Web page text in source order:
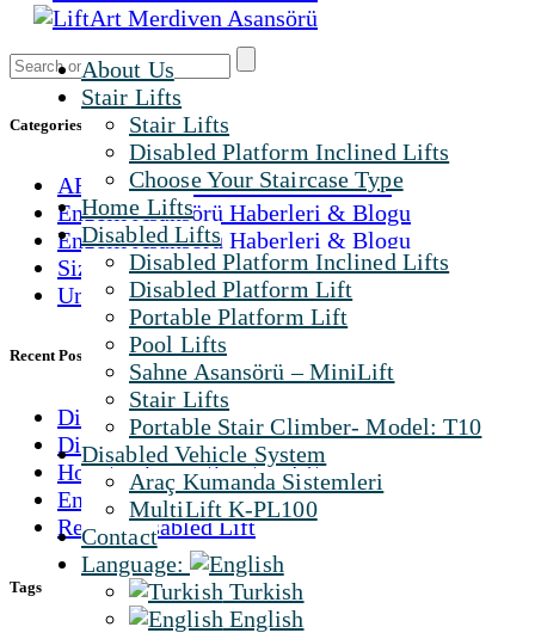
About Us
Stair Lifts
Stair Lifts
Disabled Platform Inclined Lifts
Choose Your Staircase Type
Home Lifts
Disabled Lifts
Disabled Platform Inclined Lifts
Disabled Platform Lift
Portable Platform Lift
Pool Lifts
Sahne Asansörü – MiniLift
Stair Lifts
Portable Stair Climber- Model: T10
Disabled Vehicle System
Araç Kumanda Sistemleri
MultiLift K-PL100
Contact
Language:
Turkish
English
Categories
ARAÇ KUMANDA SİSTEMLERİ
Engelli Asansörü Haberleri & Blogu
Engelli Asansörü Haberleri & Blogu
Sizden Gelenler
Uncategorized
Recent Posts
Disabled Law in Turkey
Disabled Products
How to choose the stair lift
Engelli Aracı Gaz Sistemi, K5 Gaz Çemberi
Rental Disabled Lift
Tags